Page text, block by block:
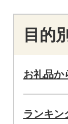
目的
お礼品か
ランキン